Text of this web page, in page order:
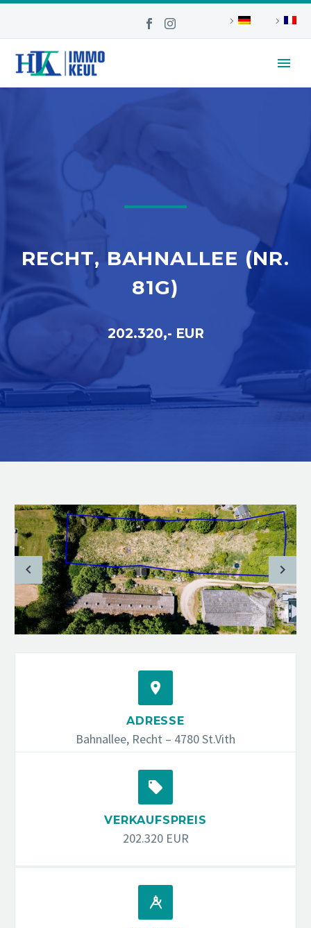
RECHT, BAHNALLEE (NR.
81G)
202.320,- EUR


ADRESSE
Bahnallee, Recht – 4780 St.Vith


VERKAUFSPREIS
202.320 EUR

